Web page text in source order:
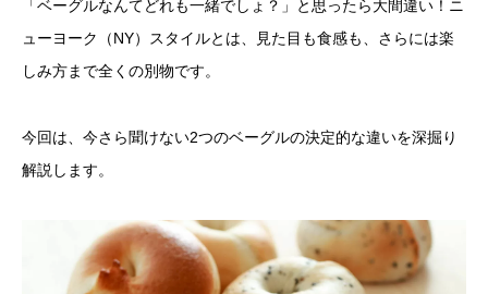
「ベーグルなんてどれも一緒でしょ？」と思ったら大間違い！ニ
ューヨーク（NY）スタイルとは、見た目も食感も、さらには楽
しみ方まで全くの別物です。
今回は、今さら聞けない2つのベーグルの決定的な違いを深掘り
解説します。